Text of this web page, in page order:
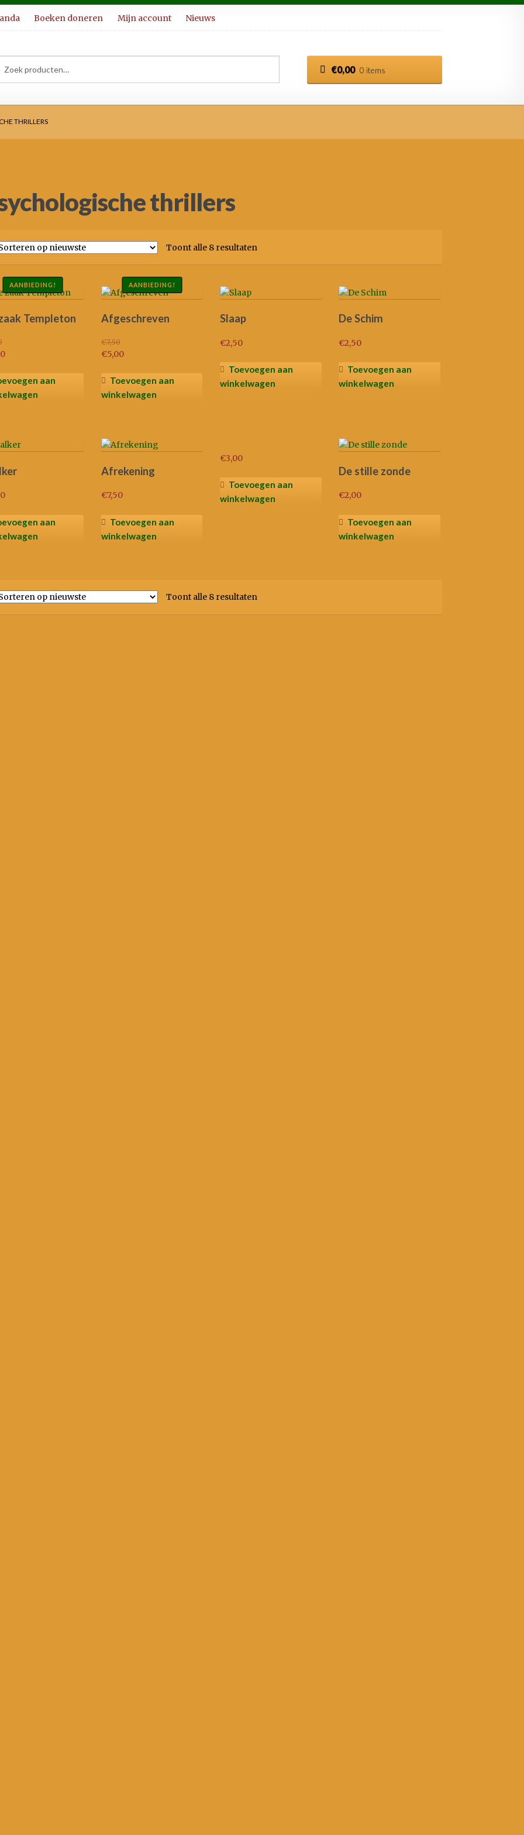
Boeken doneren Mijn account Nieuws
€0,00 0 items
THRILLERS
thrillers
Toont alle 8 resultaten
Templeton
AANBIEDING!
aan
Afgeschreven
AANBIEDING!
€7,50
Oorspronkelijke
was:
€7,50.
€5,00
prijs
is:
Toevoegen aan
winkelwagen
Slaap
€2,50
Toevoegen aan
winkelwagen
De Schim
€2,50
Toevoegen aan
winkelwagen
aan
Afrekening
€7,50
Toevoegen aan
winkelwagen
€3,00
Toevoegen aan
winkelwagen
De stille zonde
€2,00
Toevoegen aan
winkelwagen
Toont alle 8 resultaten